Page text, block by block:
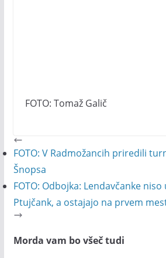
FOTO: Tomaž Galič
FOTO: V Radmožancih priredili
Šnopsa
FOTO: Odbojka: Lendavčanke
Ptujčank, a ostajajo na prvem
Morda vam bo všeč tudi